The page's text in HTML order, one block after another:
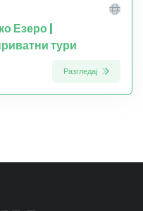
Езеро |
тури
Разгледај